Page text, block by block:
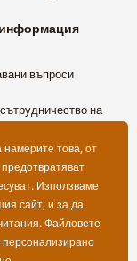
въпроси
на
намерите това, от
Използваме
сайт, и за да
Файловете